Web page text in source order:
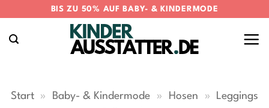
springen
BIS ZU 50% AUF BABY- & KINDERMODE
Start » Baby- & Kindermode » Hosen »
Leggings